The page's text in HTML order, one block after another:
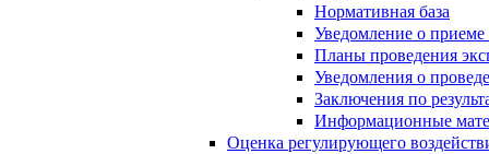
Нормативная база
Уведомление о
Планы проведения
Уведомления о
Заключения по
Информационные
Оценка регулирующего